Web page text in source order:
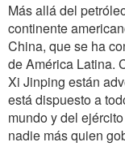
Más allá del
continente
China, que se ha
de América Latina.
Xi Jinping están
está dispuesto a
mundo y del
nadie más quien